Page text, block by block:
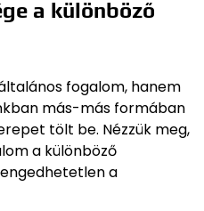
a különböző
fogalom, hanem
más-más formában
tölt be. Nézzük meg,
a különböző
a